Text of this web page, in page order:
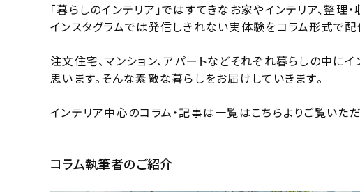
「暮らしのインテリア」ではすてきなお家やインテリア、整理
インスタグラムでは発信しきれない実体験をコラム形式で配
注文住宅、マンション、アパートなどそれぞれ暮らしの中に
思います。そんな素敵な暮らしをお届けしていきます。
インテリア中心のコラム・記事は一覧はこちらよりご覧いた
コラム執筆者のご紹介